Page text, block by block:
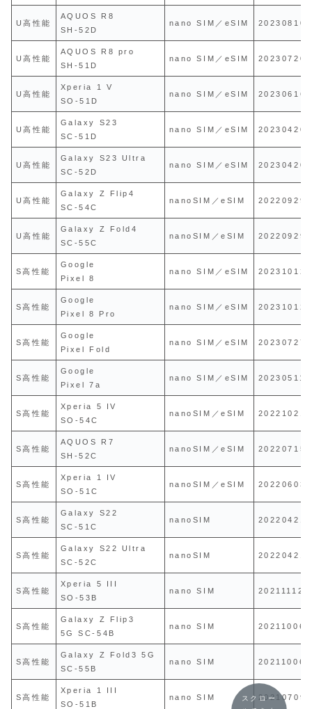
U高性能
AQUOS R8
SH-52D
nano SIM／eSIM 20230810
U高性能
AQUOS R8 pro
SH-51D
nano SIM／eSIM 20230720
U高性能
Xperia 1 V
SO-51D
nano SIM／eSIM 20230616
U高性能
Galaxy S23
SC-51D
nano SIM／eSIM 20230420
U高性能
Galaxy S23 Ultra
SC-52D
nano SIM／eSIM 20230420
U高性能
Galaxy Z Flip4
SC-54C
nanoSIM／eSIM 20220929
U高性能
Galaxy Z Fold4
SC-55C
nanoSIM／eSIM 20220929
S高性能
Google
Pixel 8
nano SIM／eSIM 20231012
S高性能
Google
Pixel 8 Pro
nano SIM／eSIM 20231012
S高性能
Google
Pixel Fold
nano SIM／eSIM 20230727
S高性能
Google
Pixel 7a
nano SIM／eSIM 20230511
S高性能
Xperia 5 IV
SO-54C
nanoSIM／eSIM 20221021
S高性能
AQUOS R7
SH-52C
nanoSIM／eSIM 20220715
S高性能
Xperia 1 IV
SO-51C
nanoSIM／eSIM 20220603
S高性能
Galaxy S22
SC-51C
nanoSIM 20220421
S高性能
Galaxy S22 Ultra
SC-52C
nanoSIM 20220421
S高性能
Xperia 5 III
SO-53B
nano SIM 20211112
S高性能
Galaxy Z Flip3
5G SC-54B
nano SIM 20211006
S高性能
Galaxy Z Fold3 5G
SC-55B
nano SIM 20211006
S高性能
Xperia 1 III
SO-51B
nano SIM 20210709
スクロー